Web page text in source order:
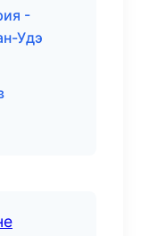
-
Удэ